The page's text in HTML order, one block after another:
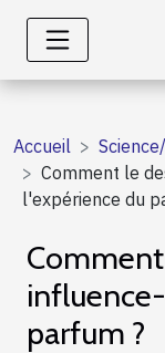
Accueil
Comment le
l'expérience du
parfum ?